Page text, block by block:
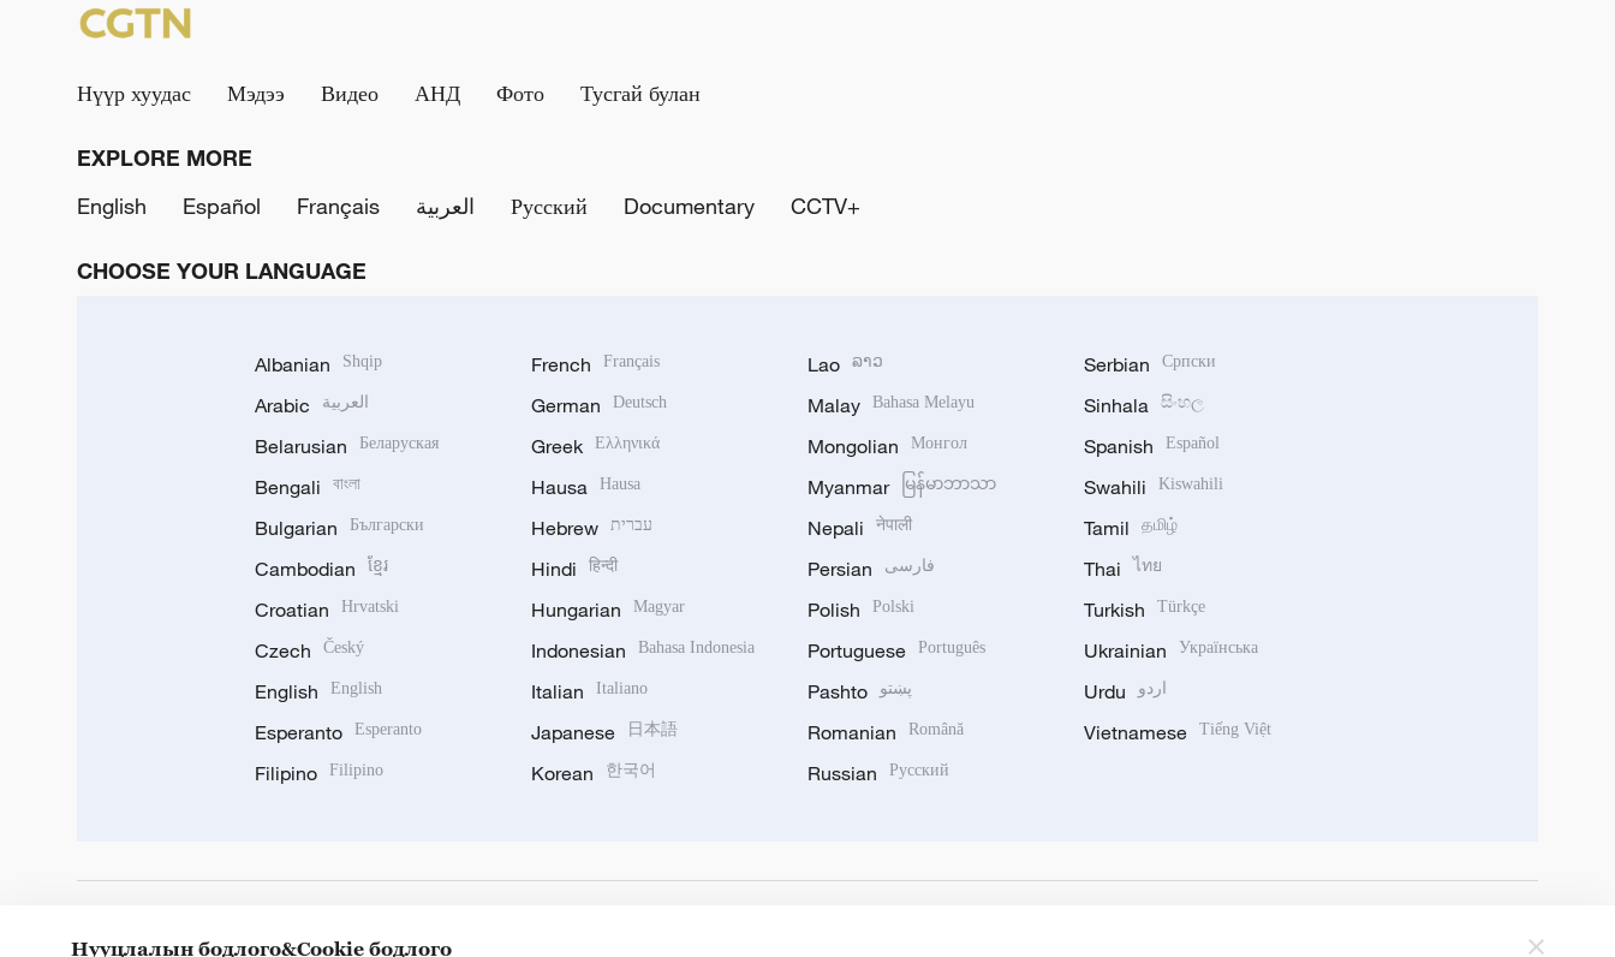
Нүүр хуудас Мэдээ Видео АНД Фото Тусгай булан
EXPLORE MORE
English
Español Français العربية Русский Documentary CCTV+
CHOOSE YOUR LANGUAGE
Albanian Shqip
Arabic العربية
Belarusian Беларуская
Bengali বাংলা
Bulgarian Български
Cambodian ខ្មែរ
Croatian Hrvatski
Czech Český
English English
Esperanto Esperanto
Filipino Filipino
French Français
German Deutsch
Greek Ελληνικά
Hausa Hausa
Hebrew עברית
Hindi हिन्दी
Hungarian Magyar
Indonesian Bahasa Indonesia
Italian Italiano
Japanese 日本語
Korean 한국어
Lao ລາວ
Malay Bahasa Melayu
Mongolian Монгол
Myanmar မြန်မာဘာသာ
Nepali नेपाली
Persian فارسی
Polish Polski
Portuguese Português
Pashto پښتو
Romanian Română
Russian Русский
Serbian Српски
Sinhala සිංහල
Spanish Español
Swahili Kiswahili
Tamil தமிழ்
Thai ไทย
Turkish Türkçe
Ukrainian Українська
Urdu اردو
Vietnamese Tiếng Việt
Нууцлалын бодлого&Cookie бодлого